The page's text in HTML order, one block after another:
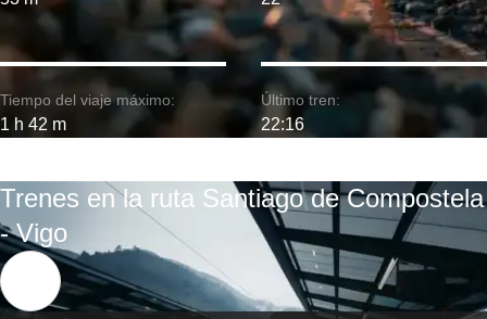
Tiempo del viaje máximo:
1 h 42 m
Último tren:
22:16
Trenes en la ruta Santiago de Compostela
- Vigo